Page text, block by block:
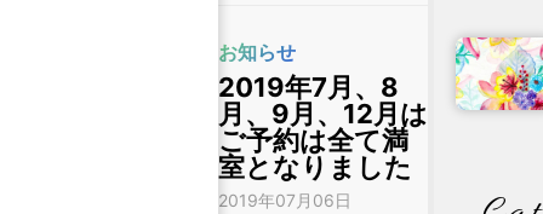
お知らせ
2019年7月、8
月、9月、12月は
ご予約は全て満
室となりました
2019年07月06日